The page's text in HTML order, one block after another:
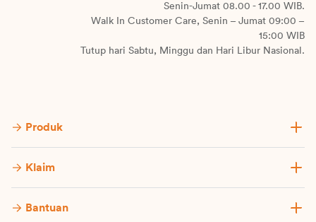
Senin-Jumat 08.00 - 17.00 WIB.
Walk In Customer Care, Senin – Jumat 09:00 –
15:00 WIB
Tutup hari Sabtu, Minggu dan Hari Libur Nasional.
Produk
Klaim
Bantuan